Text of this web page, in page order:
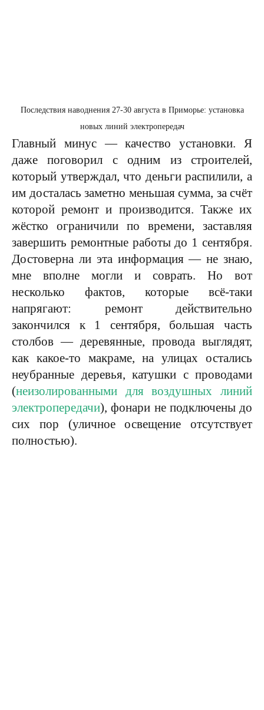
Последствия наводнения 27-30 августа в Приморье: установка
новых линий электропередач
Главный минус — качество установки. Я
даже поговорил с одним из строителей,
который утверждал, что деньги распилили, а
им досталась заметно меньшая сумма, за счёт
которой ремонт и производится. Также их
жёстко ограничили по времени, заставляя
завершить ремонтные работы до 1 сентября.
Достоверна ли эта информация — не знаю,
мне вполне могли и соврать. Но вот
несколько фактов, которые всё-таки
напрягают: ремонт действительно
закончился к 1 сентября, большая часть
столбов — деревянные, провода выглядят,
как какое-то макраме, на улицах остались
неубранные деревья, катушки с проводами
(неизолированными для воздушных линий
электропередачи), фонари не подключены до
сих пор (уличное освещение отсутствует
полностью).